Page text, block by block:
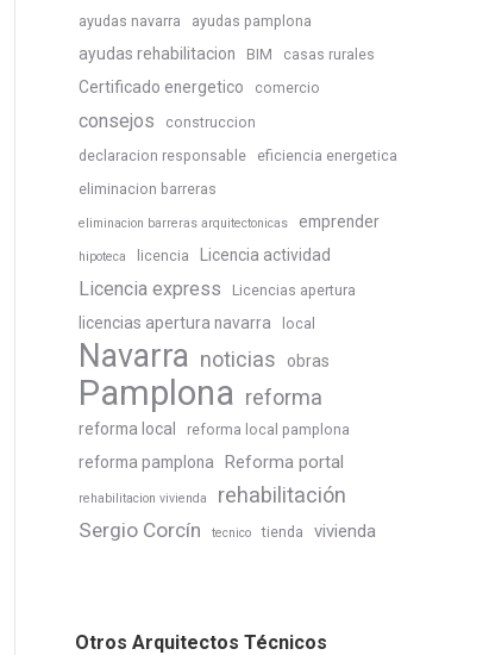
ayudas navarra ayudas pamplona
ayudas rehabilitacion BIM casas rurales
Certificado energetico comercio
consejos
construccion
declaracion responsable
eficiencia energetica
eliminacion barreras
eliminacion barreras arquitectonicas emprender
hipoteca licencia Licencia actividad
Licencia express Licencias apertura
licencias apertura navarra local
Navarra noticias obras
Pamplona reforma
reforma local reforma local pamplona
reforma pamplona Reforma portal
rehabilitacion vivienda rehabilitación
Sergio Corcín tecnico tienda vivienda
Otros Arquitectos Técnicos